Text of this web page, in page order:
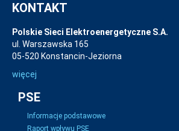
KONTAKT
Polskie Sieci Elektroenergetyczne S.A.
ul. Warszawska 165
05-520 Konstancin-Jeziorna
więcej
PSE
Informacje podstawowe
Raport wpływu PSE